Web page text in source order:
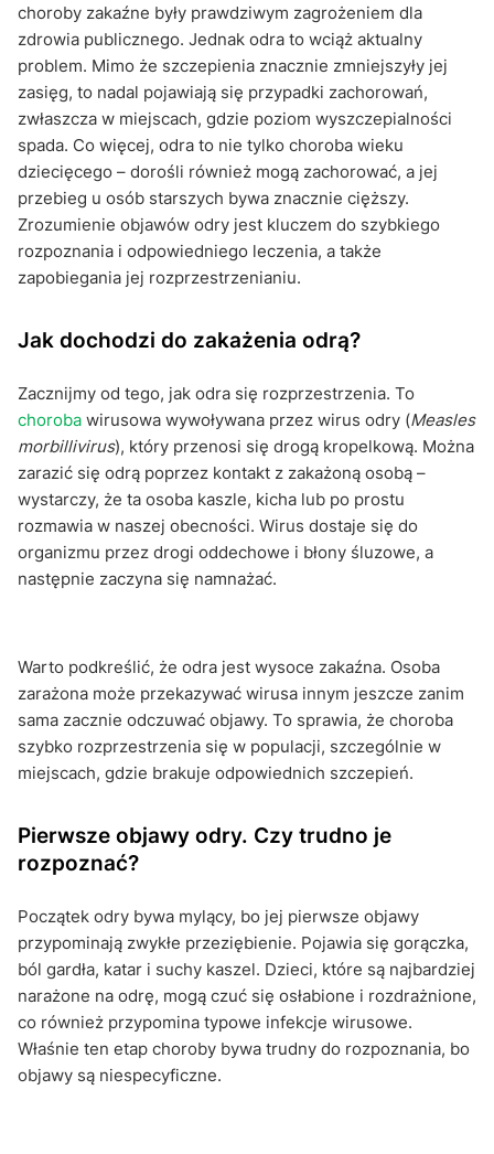
Kiedy szukać pomocy?
Jak zapobiegać odrze?
Odra i co warto zapamiętać?
choroby zakaźne były prawdziwym zagrożeniem dla
zdrowia publicznego. Jednak odra to wciąż aktualny
problem. Mimo że szczepienia znacznie zmniejszyły jej
zasięg, to nadal pojawiają się przypadki zachorowań,
zwłaszcza w miejscach, gdzie poziom wyszczepialności
spada. Co więcej, odra to nie tylko choroba wieku
dziecięcego – dorośli również mogą zachorować, a jej
przebieg u osób starszych bywa znacznie cięższy.
Zrozumienie objawów odry jest kluczem do szybkiego
rozpoznania i odpowiedniego leczenia, a także
zapobiegania jej rozprzestrzenianiu.
Jak dochodzi do zakażenia odrą?
Zacznijmy od tego, jak odra się rozprzestrzenia. To
choroba wirusowa wywoływana przez wirus odry (Measles
morbillivirus), który przenosi się drogą kropelkową. Można
zarazić się odrą poprzez kontakt z zakażoną osobą –
wystarczy, że ta osoba kaszle, kicha lub po prostu
rozmawia w naszej obecności. Wirus dostaje się do
organizmu przez drogi oddechowe i błony śluzowe, a
następnie zaczyna się namnażać.
Warto podkreślić, że odra jest wysoce zakaźna. Osoba
zarażona może przekazywać wirusa innym jeszcze zanim
sama zacznie odczuwać objawy. To sprawia, że choroba
szybko rozprzestrzenia się w populacji, szczególnie w
miejscach, gdzie brakuje odpowiednich szczepień.
Pierwsze objawy odry. Czy trudno je
rozpoznać?
Początek odry bywa mylący, bo jej pierwsze objawy
przypominają zwykłe przeziębienie. Pojawia się gorączka,
ból gardła, katar i suchy kaszel. Dzieci, które są najbardziej
narażone na odrę, mogą czuć się osłabione i rozdrażnione,
co również przypomina typowe infekcje wirusowe.
Właśnie ten etap choroby bywa trudny do rozpoznania, bo
objawy są niespecyficzne.